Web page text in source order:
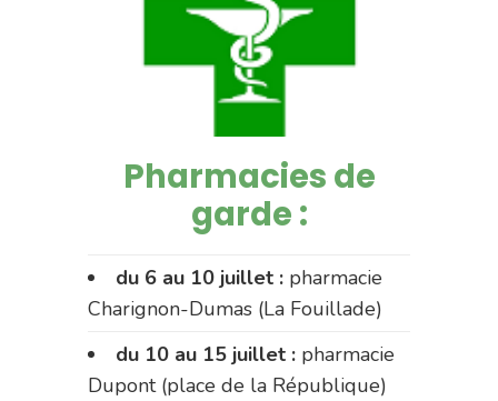
Pharmacies de
garde :
du 6 au 10 juillet : pharmacie
Charignon-Dumas (La Fouillade)
du 10 au 15 juillet : pharmacie
Dupont (place de la République)